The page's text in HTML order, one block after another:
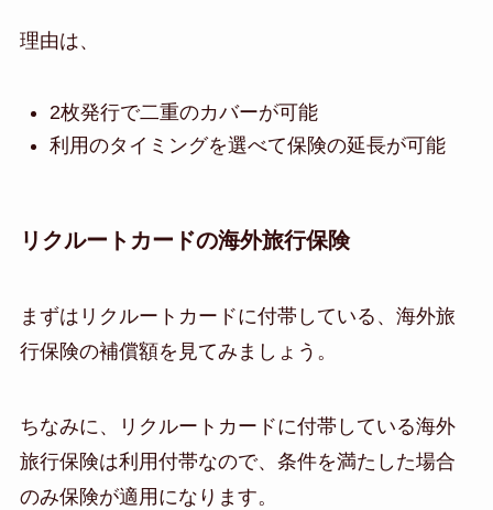
理由は、
2枚発行で二重のカバーが可能
利用のタイミングを選べて保険の延長が可能
リクルートカードの海外旅行保険
まずはリクルートカードに付帯している、海外旅
行保険の補償額を見てみましょう。
ちなみに、リクルートカードに付帯している海外
旅行保険は利用付帯なので、条件を満たした場合
のみ保険が適用になります。